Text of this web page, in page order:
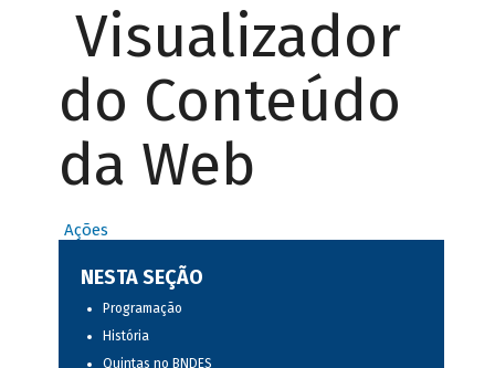
Visualizador
do Conteúdo
da Web
Ações
NESTA SEÇÃO
Programação
História
Quintas no BNDES